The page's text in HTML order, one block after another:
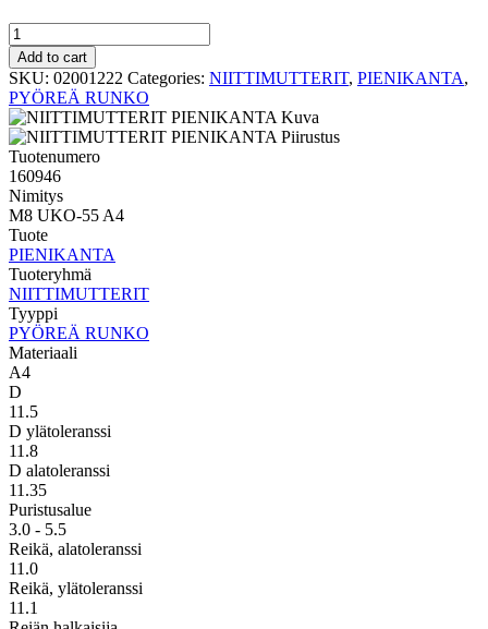
PYÖREÄ
RUNKO
PIENIKANTA
M8
UKO-
55
A4
quantity
Add to cart
SKU: 02001222 Categories: NIITTIMUTTERIT, PIENIKANTA,
PYÖREÄ RUNKO
Tuotenumero
160946
Nimitys
M8 UKO-55 A4
Tuote
PIENIKANTA
Tuoteryhmä
NIITTIMUTTERIT
Tyyppi
PYÖREÄ RUNKO
Materiaali
A4
D
11.5
D ylätoleranssi
11.8
D alatoleranssi
11.35
Puristusalue
3.0 - 5.5
Reikä, alatoleranssi
11.0
Reikä, ylätoleranssi
11.1